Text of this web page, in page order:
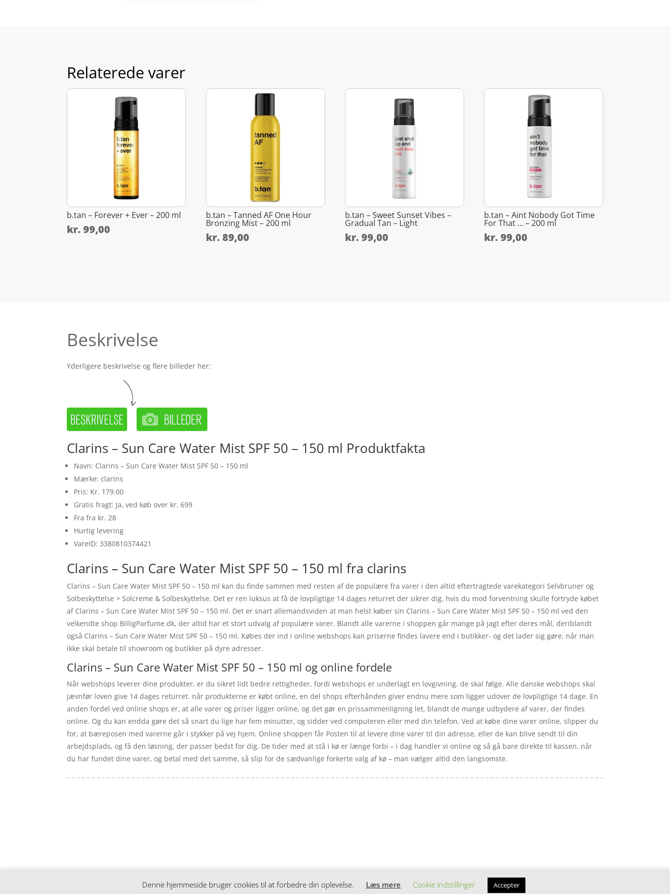
Relaterede varer
b.tan – Forever + Ever – 200 ml
kr. 99,00
b.tan – Tanned AF One Hour
Bronzing Mist – 200 ml
kr. 89,00
b.tan – Sweet Sunset Vibes –
Gradual Tan – Light
kr. 99,00
b.tan – Aint Nobody Got Time
For That … – 200 ml
kr. 99,00
Beskrivelse
Yderligere beskrivelse og flere billeder her:
Clarins – Sun Care Water Mist SPF 50 – 150 ml Produktfakta
Navn: Clarins – Sun Care Water Mist SPF 50 – 150 ml
Mærke: clarins
Pris: Kr. 179.00
Gratis fragt: Ja, ved køb over kr. 699
Fra fra kr. 28
Hurtig levering
VareID: 3380810374421
Clarins – Sun Care Water Mist SPF 50 – 150 ml fra clarins
Clarins – Sun Care Water Mist SPF 50 – 150 ml kan du finde sammen med resten af de populære fra varer i den altid eftertragtede varekategori Selvbruner og
Solbeskyttelse > Solcreme & Solbeskyttelse. Det er ren luksus at få de lovpligtige 14 dages returret der sikrer dig, hvis du mod forventning skulle fortryde købet
af Clarins – Sun Care Water Mist SPF 50 – 150 ml. Det er snart allemandsviden at man helst køber sin Clarins – Sun Care Water Mist SPF 50 – 150 ml ved den
velkendte shop BilligParfume.dk, der altid har et stort udvalg af populære varer. Blandt alle varerne i shoppen går mange på jagt efter deres mål, deriblandt
også Clarins – Sun Care Water Mist SPF 50 – 150 ml. Købes der ind i online webshops kan priserne findes lavere end i butikker- og det lader sig gøre, når man
ikke skal betale til showroom og butikker på dyre adresser.
Clarins – Sun Care Water Mist SPF 50 – 150 ml og online fordele
Når webshops leverer dine produkter, er du sikret lidt bedre rettigheder, fordi webshops er underlagt en lovgivning, de skal følge. Alle danske webshops skal
jævnfør loven give 14 dages returret. når produkterne er købt online, en del shops efterhånden giver endnu mere som ligger udover de lovpligtige 14 dage. En
anden fordel ved online shops er, at alle varer og priser ligger online, og det gør en prissammenligning let, blandt de mange udbydere af varer, der findes
online. Og du kan endda gøre det så snart du lige har fem minutter, og sidder ved computeren eller med din telefon. Ved at købe dine varer online, slipper du
for, at bæreposen med varerne går i stykker på vej hjem. Online shoppen får Posten til at levere dine varer til din adresse, eller de kan blive sendt til din
arbejdsplads, og få den løsning, der passer bedst for dig. De tider med at stå i kø er længe forbi – i dag handler vi online og så gå bare direkte til kassen, når
du har fundet dine varer, og betal med det samme, så slip for de sædvanlige forkerte valg af kø – man vælger altid den langsomste.
Denne hjemmeside bruger cookies til at forbedre din oplevelse. Læs mere Cookie indstillinger Accepter